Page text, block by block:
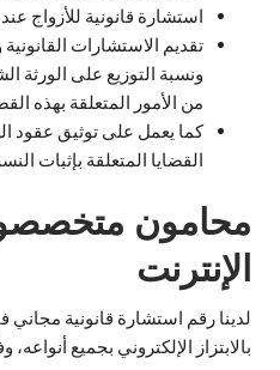
استشارة قانونية للأزواج
تقديم الاستشارات
ونسبة التوزيع على الورثة
من الأمور المتعلقة بهذه
كما يعمل على توثيق عقود
القضايا المتعلقة بإثبات
محامون
الإنترنت
لدينا رقم استشارة قانونية مجاني
بالابتزاز الإلكتروني بجميع أنواعه،